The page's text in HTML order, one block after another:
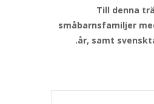
Till denna
småbarnsfamiljer
år, samt